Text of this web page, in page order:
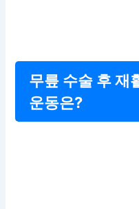
무릎 수술 후 재
운동은?